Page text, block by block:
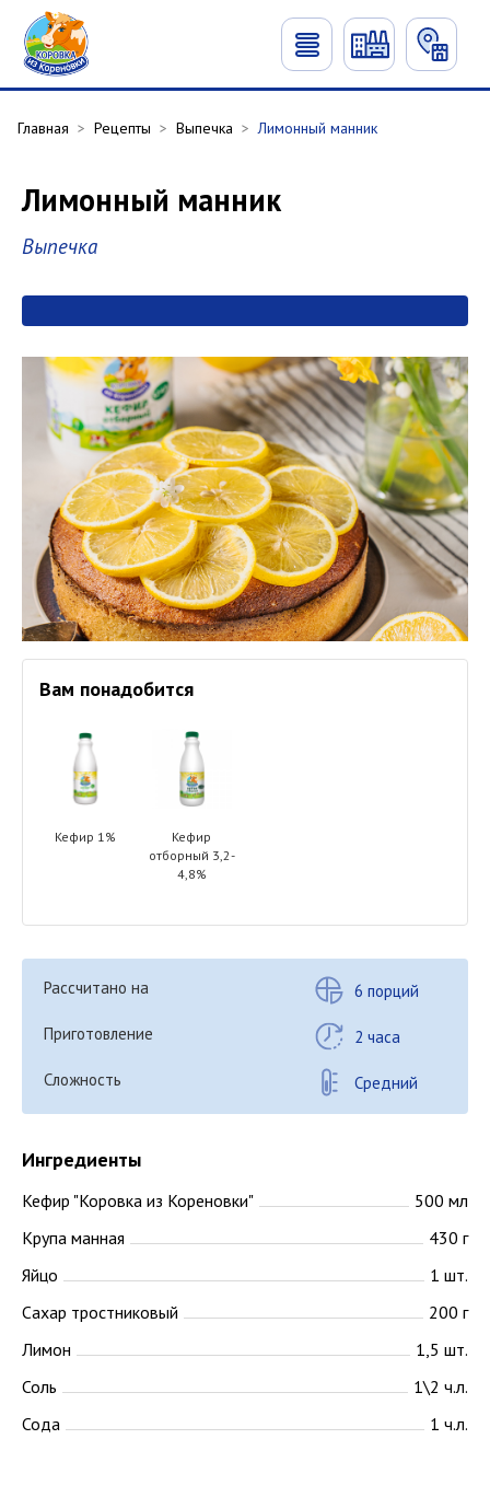
Главная > Рецепты > Выпечка > Лимонный манник
Лимонный манник
Выпечка
Вам понадобится
Кефир 1%
Кефир
отборный 3,2-
4,8%
Рассчитано на 6 порций
Приготовление 2 часа
Сложность Средний
Ингредиенты
Кефир "Коровка из Кореновки"
500 мл
Крупа манная
430 г
Яйцо
1 шт.
Сахар тростниковый
200 г
Лимон
1,5 шт.
Соль
1\2 ч.л.
Сода
1 ч.л.